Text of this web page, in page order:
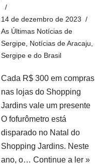
14 de dezembro de 2023
As Últimas Notícias de
Sergipe, Notícias de Aracaju,
Sergipe e do Brasil
Cada R$ 300 em compras
nas lojas do Shopping
Jardins vale um presente
O fofurômetro está
disparado no Natal do
Shopping Jardins. Neste
ano, o… Continue a ler »